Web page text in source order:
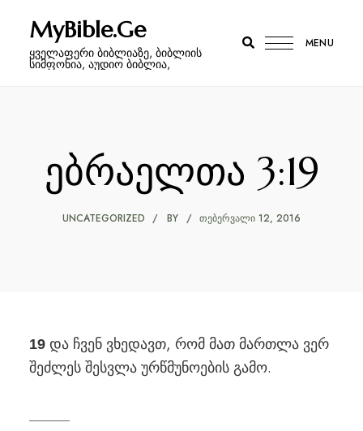
MyBible.Ge
ყველაფერი ბიბლიაზე, ბიბლიის
სიმფონია, აუდიო ბიბლია,
MENU
ებრაელთა 3:19
UNCATEGORIZED BY ᲗᲔᲑᲔᲠᲕᲐᲚᲘ 12, 2016
19 და ჩვენ ვხედავთ, რომ მათ მართლა ვერ
შეძლეს შესვლა ურწმუნოების გამო.